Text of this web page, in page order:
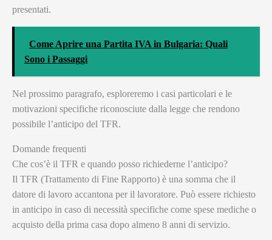
presentati.
Come Aprire una Partita IVA in Bulgaria: Quali
Sono i Passaggi
Nel prossimo paragrafo, esploreremo i casi particolari e le
motivazioni specifiche riconosciute dalla legge che rendono
possibile l’anticipo del TFR.
Domande frequenti
Che cos’è il TFR e quando posso richiederne l’anticipo?
Il TFR (Trattamento di Fine Rapporto) è una somma che il
datore di lavoro accantona per il lavoratore. Può essere richiesto
in anticipo in caso di necessità specifiche come spese mediche o
acquisto della prima casa dopo almeno 8 anni di servizio.